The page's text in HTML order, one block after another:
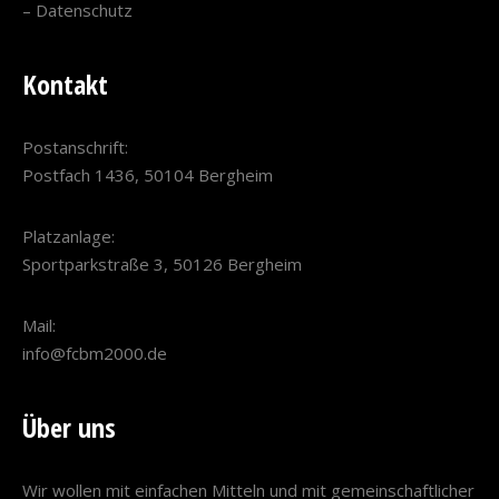
– Datenschutz
Kontakt
Postanschrift:
Postfach 1436, 50104 Bergheim
Platzanlage:
Sportparkstraße 3, 50126 Bergheim
Mail:
info@fcbm2000.de
Über uns
Wir wollen mit einfachen Mitteln und mit gemeinschaftlicher